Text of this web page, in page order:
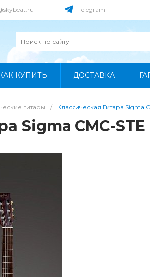
Telegram
КУПИТЬ ДОСТАВКА
гитары / Классическая Гитара Sigma
Sigma CMC-STE